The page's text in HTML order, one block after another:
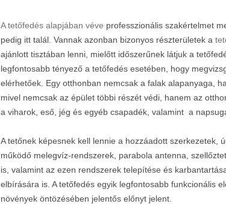
A tetőfedés alapjában véve professzionális szakértelmet
pedig itt talál. Vannak azonban bizonyos részterületek a
ajánlott tisztában lenni, mielőtt időszerűnek látjuk a
legfontosabb tényező a tetőfedés esetében, hogy
elérhetőek. Egy otthonban nemcsak a falak alapanyaga,
mivel nemcsak az épület többi részét védi, hanem az
a viharok, eső, jég és egyéb csapadék, valamint a
A tetőnek képesnek kell lennie a hozzáadott szerkezetek,
működő melegvíz-rendszerek, parabola antenna,
is, valamint az ezen rendszerek telepítése és
elbírására is. A tetőfedés egyik legfontosabb funkcionális
növények öntözésében jelentős előnyt jelent.